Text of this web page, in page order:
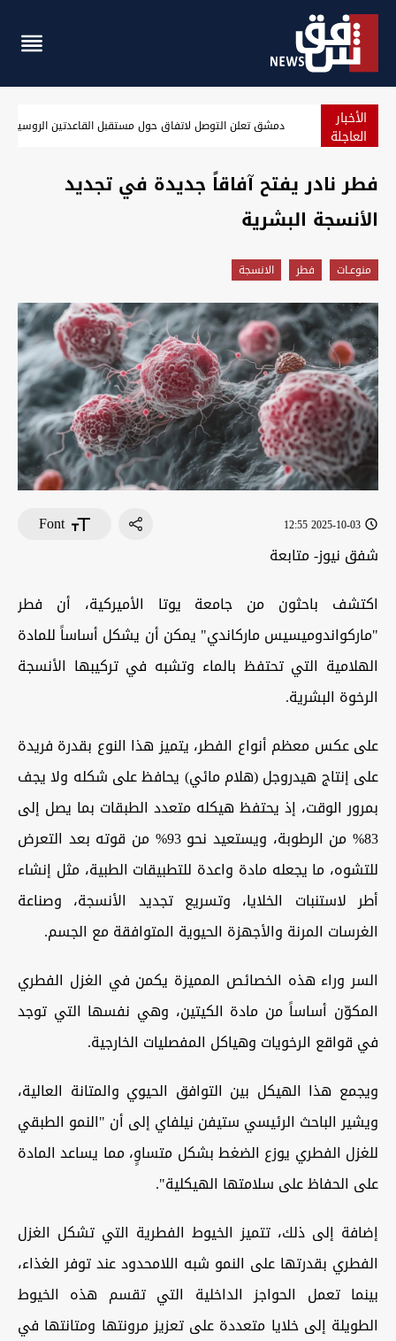
الأخبار
العاجلة دمشق تعلن التوصل لاتفاق حول مستقبل القاعدتين
فطر نادر يفتح آفاقاً جديدة في تجديد
الأنسجة البشرية
منوعـات فطر الانسجة
2025-10-03 12:55
Font
شفق نيوز- متابعة
اكتشف باحثون من جامعة يوتا الأميركية، أن فطر
"ماركواندوميسيس ماركاندي" يمكن أن يشكل أساساً للمادة
الهلامية التي تحتفظ بالماء وتشبه في تركيبها الأنسجة
الرخوة البشرية.
على عكس معظم أنواع الفطر، يتميز هذا النوع بقدرة فريدة
على إنتاج هيدروجل (هلام مائي) يحافظ على شكله ولا يجف
بمرور الوقت، إذ يحتفظ هيكله متعدد الطبقات بما يصل إلى
83% من الرطوبة، ويستعيد نحو 93% من قوته بعد التعرض
للتشوه، ما يجعله مادة واعدة للتطبيقات الطبية، مثل إنشاء
أطر لاستنبات الخلايا، وتسريع تجديد الأنسجة، وصناعة
الغرسات المرنة والأجهزة الحيوية المتوافقة مع الجسم.
السر وراء هذه الخصائص المميزة يكمن في الغزل الفطري
المكوّن أساساً من مادة الكيتين، وهي نفسها التي توجد
في قواقع الرخويات وهياكل المفصليات الخارجية.
ويجمع هذا الهيكل بين التوافق الحيوي والمتانة العالية،
ويشير الباحث الرئيسي ستيفن نيلفاي إلى أن "النمو الطبقي
للغزل الفطري يوزع الضغط بشكل متساوٍ، مما يساعد المادة
على الحفاظ على سلامتها الهيكلية".
إضافة إلى ذلك، تتميز الخيوط الفطرية التي تشكل الغزل
الفطري بقدرتها على النمو شبه اللامحدود عند توفر الغذاء،
بينما تعمل الحواجز الداخلية التي تقسم هذه الخيوط
الطويلة إلى خلايا متعددة على تعزيز مرونتها ومتانتها في